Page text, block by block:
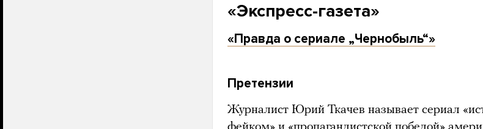
«Экспресс-газета»
«Правда о сериале „Чернобыль“»
Претензии
Журналист Юрий Ткачев называет сериал